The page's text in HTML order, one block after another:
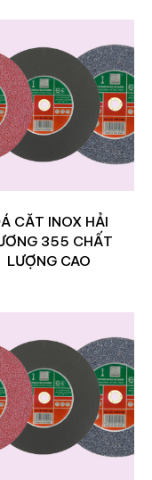
CĂT INOX HẢI
355 CHẤT
LƯỢNG CAO